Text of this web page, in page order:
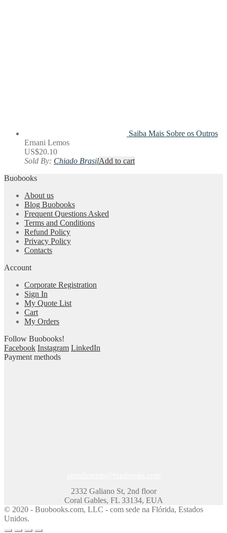
Saiba Mais Sobre os Outros
Ernani Lemos
US$20.10
Sold By: Chiado BrasilAdd to cart
Buobooks
About us
Blog Buobooks
Frequent Questions Asked
Terms and Conditions
Refund Policy
Privacy Policy
Contacts
Account
Corporate Registration
Sign In
My Quote List
Cart
My Orders
Follow Buobooks!
Facebook Instagram LinkedIn
Payment methods
2332 Galiano St, 2nd floor
Coral Gables, FL 33134, EUA
© 2020 - Buobooks.com, LLC - com sede na Flórida, Estados
Unidos.